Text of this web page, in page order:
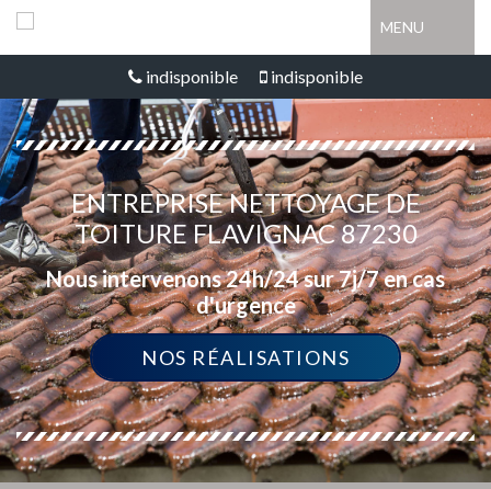
MENU
indisponible indisponible
ENTREPRISE NETTOYAGE DE
TOITURE FLAVIGNAC 87230
Nous intervenons 24h/24 sur 7j/7 en cas
d'urgence
NOS RÉALISATIONS